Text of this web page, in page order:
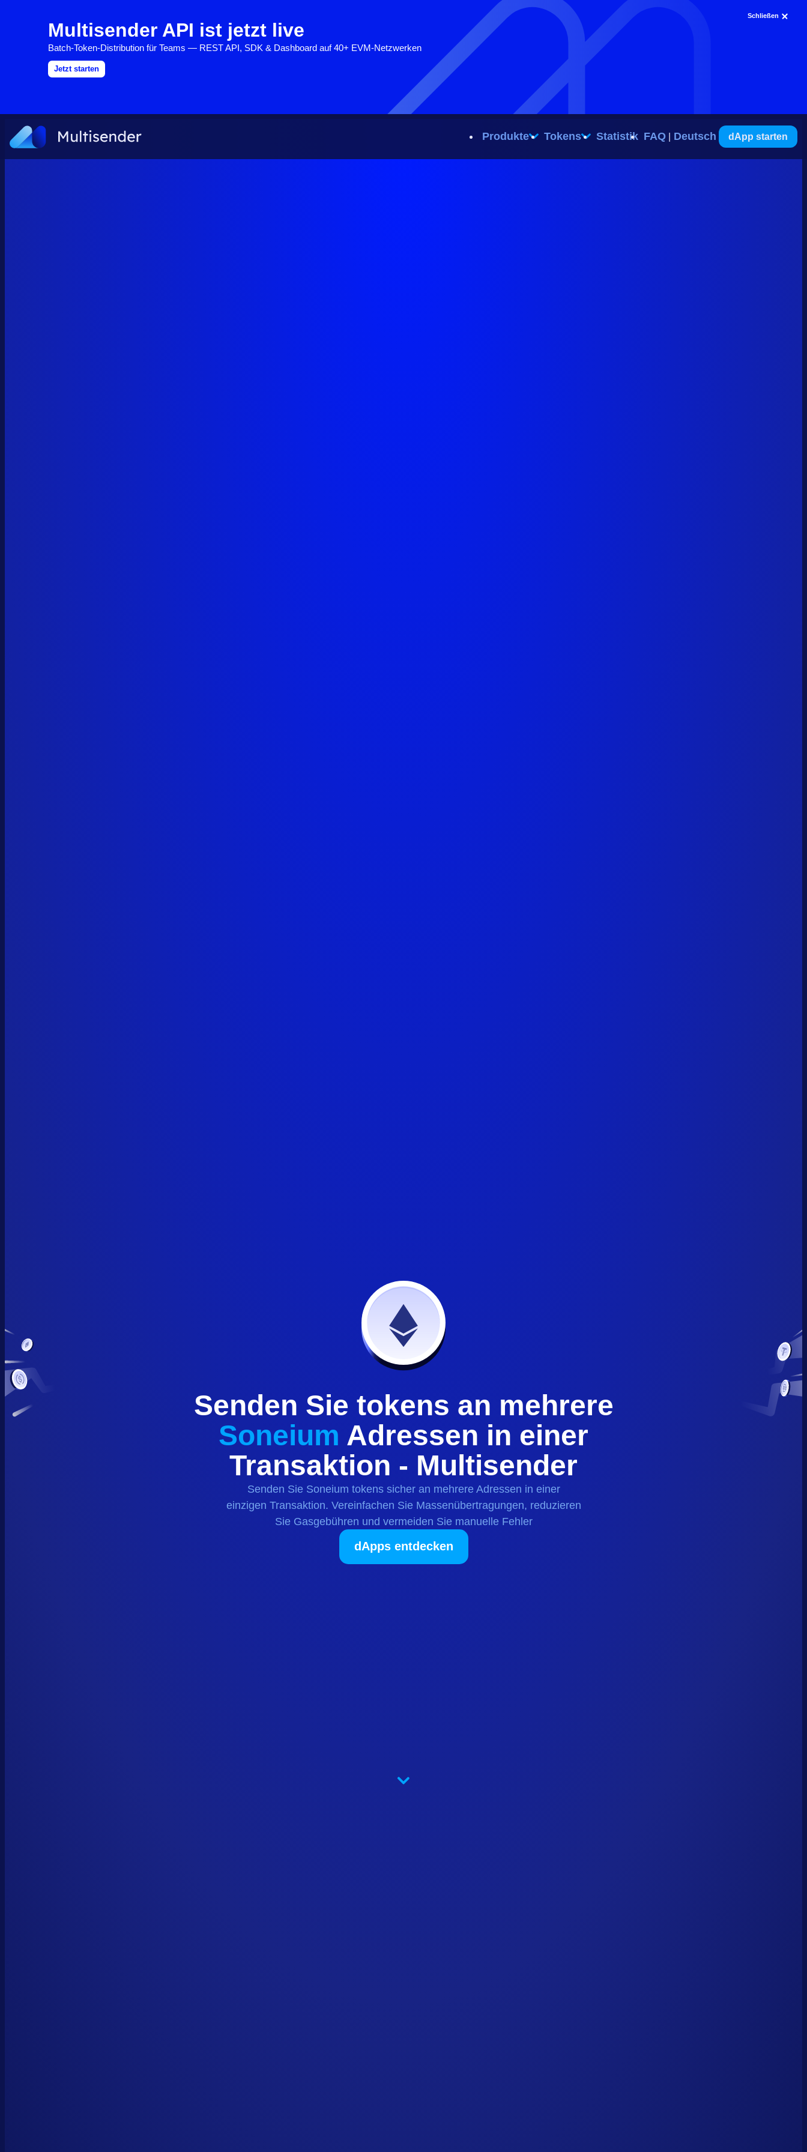
Multisender API ist jetzt live
Batch-Token-Distribution für Teams — REST API, SDK & Dashboard auf 40+ EVM-Netzwerken
Jetzt starten
Schließen
Produkte Tokens Statistik FAQ Deutsch dApp starten
Senden Sie tokens an mehrere
Soneium Adressen in einer
Transaktion - Multisender
Senden Sie Soneium tokenssicher an mehrere Adressen in einer
einzigen Transaktion. Vereinfachen Sie Massenübertragungen, reduzieren
Sie Gasgebühren und vermeiden Sie manuelle Fehler
dApps entdecken